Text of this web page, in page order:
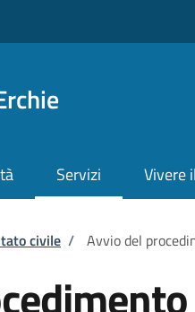
Servizi Vivere
civile / Avvio del